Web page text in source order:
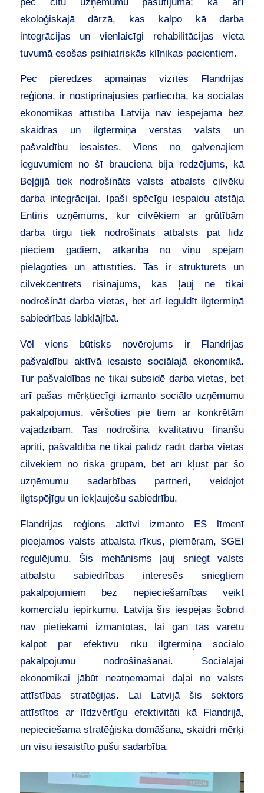
ekoloģiskajā dārzā, kas kalpo kā darba
integrācijas un vienlaicīgi rehabilitācijas vieta
tuvumā esošas psihiatriskās klīnikas pacientiem.
Pēc pieredzes apmaiņas vizītes Flandrijas
reģionā, ir nostiprinājusies pārliecība, ka sociālās
ekonomikas attīstība Latvijā nav iespējama bez
skaidras un ilgtermiņā vērstas valsts un
pašvaldību iesaistes. Viens no galvenajiem
ieguvumiem no šī brauciena bija redzējums, kā
Beļģijā tiek nodrošināts valsts atbalsts cilvēku
darba integrācijai. Īpaši spēcīgu iespaidu atstāja
Entiris uzņēmums, kur cilvēkiem ar grūtībām
darba tirgū tiek nodrošināts atbalsts pat līdz
pieciem gadiem, atkarībā no viņu spējām
pielāgoties un attīstīties. Tas ir strukturēts un
cilvēkcentrēts risinājums, kas ļauj ne tikai
nodrošināt darba vietas, bet arī ieguldīt ilgtermiņā
sabiedrības labklājībā.
Vēl viens būtisks novērojums ir Flandrijas
pašvaldību aktīvā iesaiste sociālajā ekonomikā.
Tur pašvaldības ne tikai subsidē darba vietas, bet
arī pašas mērķtiecīgi izmanto sociālo uzņēmumu
pakalpojumus, vēršoties pie tiem ar konkrētām
vajadzībām. Tas nodrošina kvalitatīvu finanšu
apriti, pašvaldība ne tikai palīdz radīt darba vietas
cilvēkiem no riska grupām, bet arī kļūst par šo
uzņēmumu sadarbības partneri, veidojot
ilgtspējīgu un iekļaujošu sabiedrību.
Flandrijas reģions aktīvi izmanto ES līmenī
pieejamos valsts atbalsta rīkus, piemēram, SGEI
regulējumu. Šis mehānisms ļauj sniegt valsts
atbalstu sabiedrības interesēs sniegtiem
pakalpojumiem bez nepieciešamības veikt
komerciālu iepirkumu. Latvijā šīs iespējas šobrīd
nav pietiekami izmantotas, lai gan tās varētu
kalpot par efektīvu rīku ilgtermiņa sociālo
pakalpojumu nodrošināšanai. Sociālajai
ekonomikai jābūt neatņemamai daļai no valsts
attīstības stratēģijas. Lai Latvijā šis sektors
attīstītos ar līdzvērtīgu efektivitāti kā Flandrijā,
nepieciešama stratēģiska domāšana, skaidri mērķi
un visu iesaistīto pušu sadarbība.